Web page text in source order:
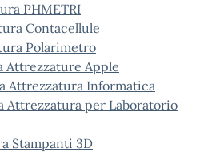
PHMETRI
Contacellule
Polarimetro
Attrezzature Apple
Attrezzatura Informatica
Attrezzatura per Laboratorio
Stampanti 3D